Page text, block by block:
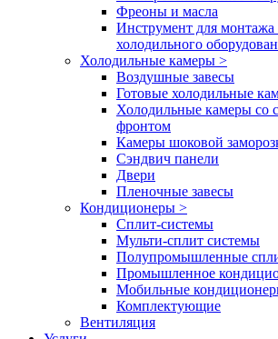
Фреоны и масла
Инструмент для монтажа
холодильного
Холодильные камеры >
Воздушные завесы
Готовые холодильные
Холодильные камеры со
фронтом
Камеры шоковой
Сэндвич панели
Двери
Пленочные завесы
Кондиционеры >
Сплит-системы
Мульти-сплит системы
Полупромышленные
Промышленное
Мобильные
Комплектующие
Вентиляция